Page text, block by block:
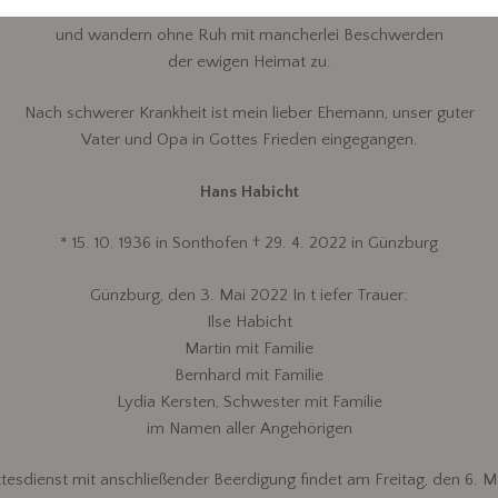
und wandern ohne Ruh mit mancherlei Beschwerden
der ewigen Heimat zu.
Nach schwerer Krankheit ist mein lieber Ehemann, unser guter
Vater und Opa in Gottes Frieden eingegangen.
Hans Habicht
* 15. 10. 1936 in Sonthofen † 29. 4. 2022 in Günzburg
Günzburg, den 3. Mai 2022 In t iefer Trauer:
Ilse Habicht
Martin mit Familie
Bernhard mit Familie
Lydia Kersten, Schwester mit Familie
im Namen aller Angehörigen
mit anschließender Beerdigung findet am Freitag, den 6.